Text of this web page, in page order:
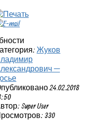
Жуков
—
24.02.2018
Super User
330